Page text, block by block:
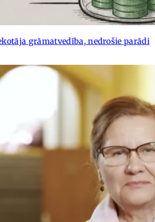
grāmatvedība, nedrošie parādi